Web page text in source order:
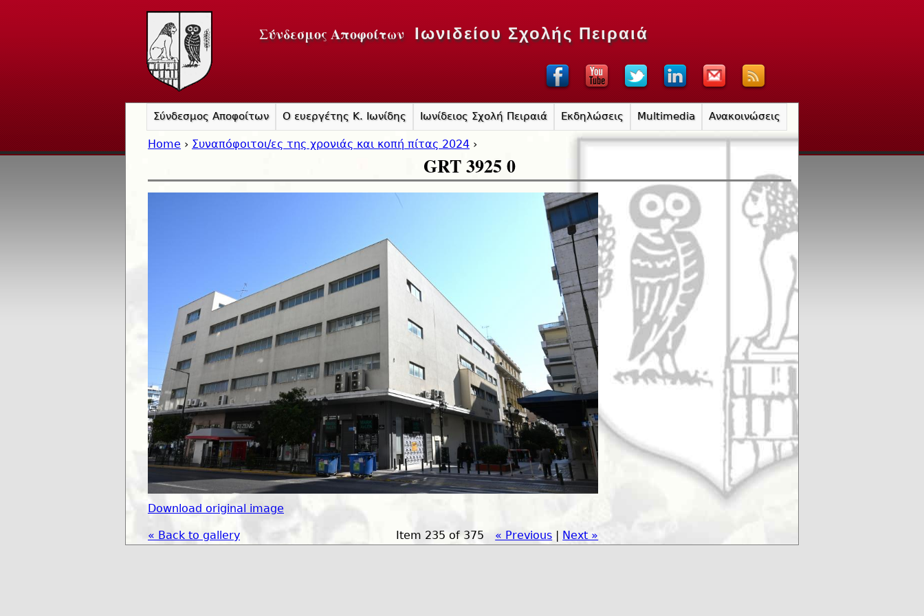
Σύνδεσμος Αποφοίτων Ιωνιδείου Σχολής Πειραιά
Home › Συναπόφοιτοι/ες της χρονιάς και κοπή πίτας 2024 ›
GRT 3925 0
Download original image
« Back to gallery Item 235 of 375 « Previous | Next »
Σύνδεσμος Αποφοίτων Ο ευεργέτης Κ. Ιωνίδης Ιωνίδειος Σχολή Πειραιά Εκδηλώσεις Multimedia Ανακοινώσεις